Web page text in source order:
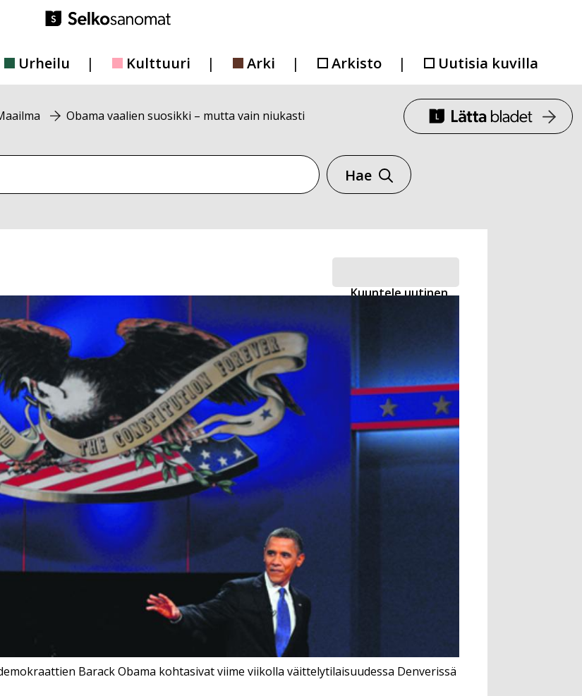
Urheilu Kulttuuri Arki Arkisto Uutisia kuvilla
Obama vaalien suosikki – mutta vain niukasti
Hae
Kuuntele uutinen
Barack Obama kohtasivat viime viikolla väittelytilaisuudessa Denverissä